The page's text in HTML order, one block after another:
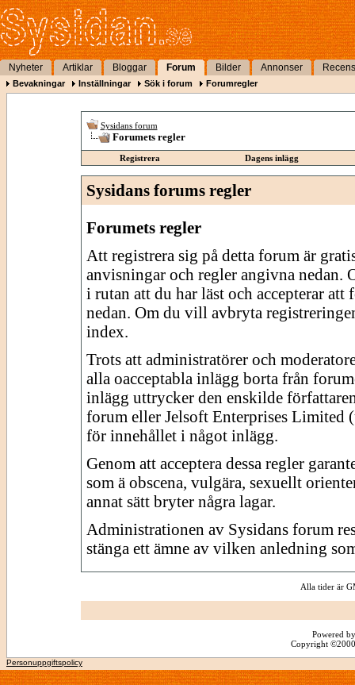
Nyheter Artiklar Bloggar Forum Bilder Annonser
Bevakningar Inställningar Sök i forum Forumregler
Sysidans forum
Forumets regler
Registrera Dagens inlägg
Sysidans forums regler
Forumets regler
Att registrera sig på detta forum är
anvisningar och regler angivna nedan.
i rutan att du har läst och accepterar
nedan. Om du vill avbryta
index.
Trots att administratörer och
alla oacceptabla inlägg borta från
inlägg uttrycker den enskilde
forum eller Jelsoft Enterprises Limited
för innehållet i något inlägg.
Genom att acceptera dessa regler
som ä obscena, vulgära, sexuellt
annat sätt bryter några lagar.
Administrationen av Sysidans forum
stänga ett ämne av vilken anledning
Alla tider är
Powered
Copyright
Personuppgiftspolicy